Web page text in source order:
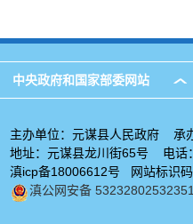
中央政府和国家部委网站
主办单位：元谋县人民政府 承
地址：元谋县龙川街65号 电
滇icp备18006612号 网站标识
滇公网安备